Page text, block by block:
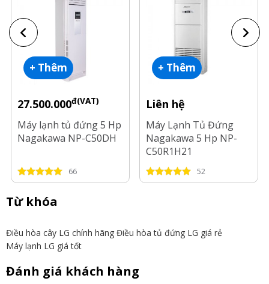
+ Thêm
27.500.000đ(VAT)
Máy lạnh tủ đứng 5 Hp
Nagakawa NP-C50DH
66
+ Thêm
Liên hệ
Máy Lạnh Tủ Đứng
Nagakawa 5 Hp NP-
C50R1H21
52
Từ khóa
Điều hòa cây LG chính hãng Điều hòa tủ đứng LG giá rẻ
Máy lạnh LG giá tốt
Đánh giá khách hàng